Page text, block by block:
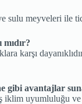
meyveleri ile
karşı
gibi avantajlar
uyumluluğu ve